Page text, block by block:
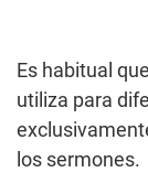
Es habitual
utiliza para
los sermones.